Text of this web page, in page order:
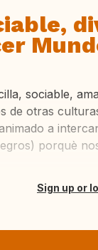
sociable,
de otras
a
porquè
Sign up or